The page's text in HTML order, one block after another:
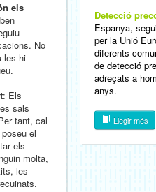
els
No
les-hi
: Els
sals
tant, cal
el
els
molta,
les
Detecció
Espanya,
per la Unió
diferents
de detecció
adreçats a
anys.
Llegir més